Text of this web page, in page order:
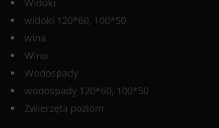
widoki 120*60, 100*50
wina
Wino
Wodospady
wodospady 120*60, 100*50
Zwierzęta poziom